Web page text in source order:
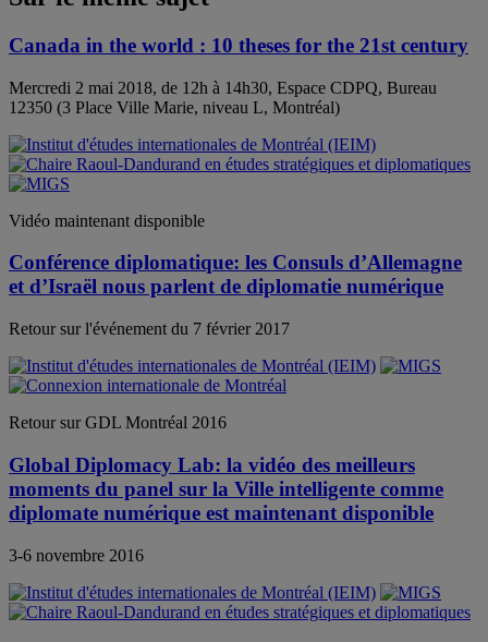
Canada in the world : 10 theses for the 21st century
Mercredi 2 mai 2018, de 12h à 14h30, Espace CDPQ, Bureau
12350 (3 Place Ville Marie, niveau L, Montréal)
Vidéo maintenant disponible
Conférence diplomatique: les Consuls d’Allemagne
et d’Israël nous parlent de diplomatie numérique
Retour sur l'événement du 7 février 2017
Retour sur GDL Montréal 2016
Global Diplomacy Lab: la vidéo des meilleurs
moments du panel sur la Ville intelligente comme
diplomate numérique est maintenant disponible
3-6 novembre 2016